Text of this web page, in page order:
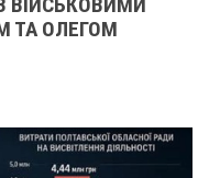
ТА ОЛЕГОМ